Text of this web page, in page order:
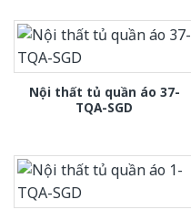
Nội thất tủ quần áo 37-
TQA-SGD